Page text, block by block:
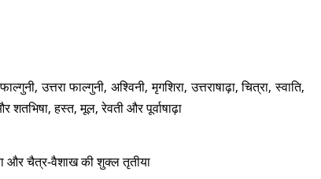
उत्तरा फाल्गुनी, अश्विनी, मृगशिरा, उत्तराषाढ़ा, चित्रा, स्वाति,
शतभिषा, हस्त, मूल, रेवती और पूर्वाषाढ़ा
और चैत्र-वैशाख की शुक्ल तृतीया